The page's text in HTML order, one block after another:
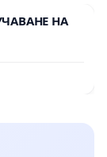
НА